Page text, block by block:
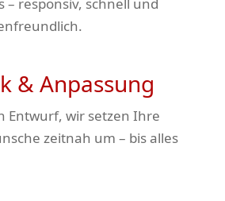
– responsiv, schnell und
& Anpassung
Entwurf, wir setzen Ihre
zeitnah um – bis alles